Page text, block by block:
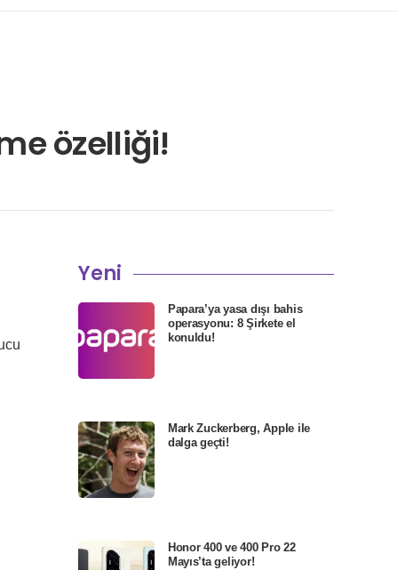
özelliği!
Yeni
Papara’ya yasa dışı bahis
operasyonu: 8 Şirkete el
konuldu!
Mark Zuckerberg, Apple ile
dalga geçti!
Honor 400 ve 400 Pro 22
Mayıs’ta geliyor!